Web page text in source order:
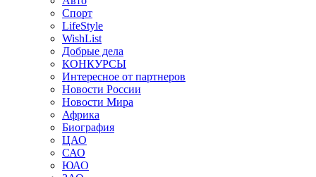
Спорт
LifeStyle
WishList
Добрые дела
КОНКУРСЫ
Интересное от партнеров
Новости России
Новости Мира
Африка
Биография
ЦАО
САО
ЮАО